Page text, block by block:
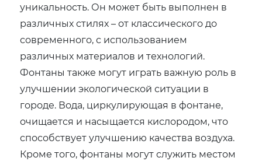
уникальность. Он может быть выполнен в
различных стилях – от классического до
современного‚ с использованием
различных материалов и технологий.
Фонтаны также могут играть важную роль в
улучшении экологической ситуации в
городе. Вода‚ циркулирующая в фонтане‚
очищается и насыщается кислородом‚ что
способствует улучшению качества воздуха.
Кроме того‚ фонтаны могут служить местом